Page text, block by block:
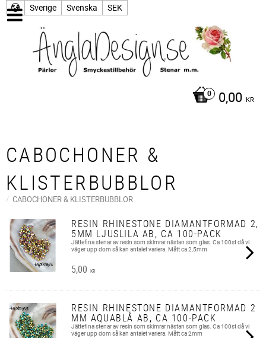
Sverige Svenska SEK
0,00 KR
CABOCHONER &
KLISTERBUBBLOR
CABOCHONER & KLISTERBUBBLOR
RESIN RHINESTONE DIAMANTFORMAD 2,
5MM LJUSLILA AB, CA 100-PACK
Jättefina stenar av resin som skimrar nästan som glas. Ca 100st då vi
väger upp dom så kan antalet variera. Mått ca 2,5mm
5,00 KR
RESIN RHINESTONE DIAMANTFORMAD 2
MM AQUABLÅ AB, CA 100-PACK
Jättefina stenar av resin som skimrar nästan som glas. Ca 100st då vi
väger upp dom så kan antalet variera. Mått ca 2mm